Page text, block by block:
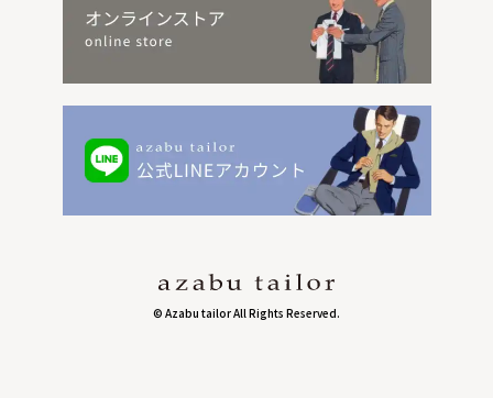
© Azabu tailor All Rights Reserved.